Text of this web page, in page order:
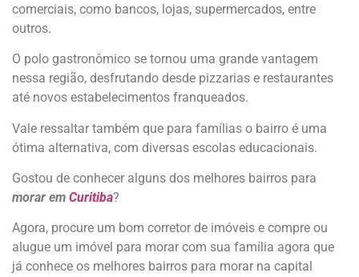
comerciais, como bancos, lojas, supermercados, entre
outros.
O polo gastronômico se tornou uma grande vantagem
nessa região, desfrutando desde pizzarias e restaurantes
até novos estabelecimentos franqueados.
Vale ressaltar também que para famílias o bairro é uma
ótima alternativa, com diversas escolas educacionais.
Gostou de conhecer alguns dos melhores bairros para
morar em Curitiba?
Agora, procure um bom corretor de imóveis e compre ou
alugue um imóvel para morar com sua família agora que
já conhece os melhores bairros para morar na capital